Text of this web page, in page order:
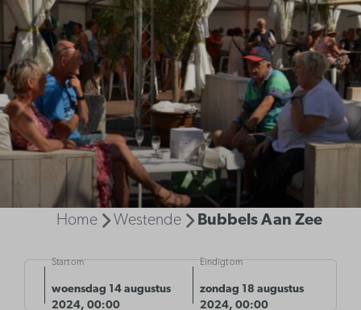
Home Westende Bubbels Aan Zee
Start om
woensdag 14 augustus
2024, 00:00
Eindigt om
zondag 18 augustus
2024, 00:00